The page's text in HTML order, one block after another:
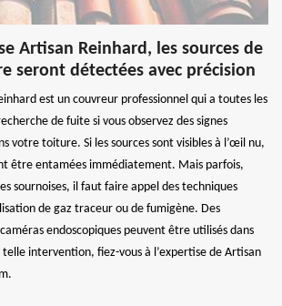
Artisan Reinhard, les sources de
seront détectées avec précision
est un couvreur professionnel qui a toutes les
de fuite si vous observez des signes
votre toiture. Si les sources sont visibles à l’œil nu,
être entamées immédiatement. Mais parfois,
sournoises, il faut faire appel des techniques
de gaz traceur ou de fumigène. Des
endoscopiques peuvent être utilisés dans
intervention, fiez-vous à l’expertise de Artisan